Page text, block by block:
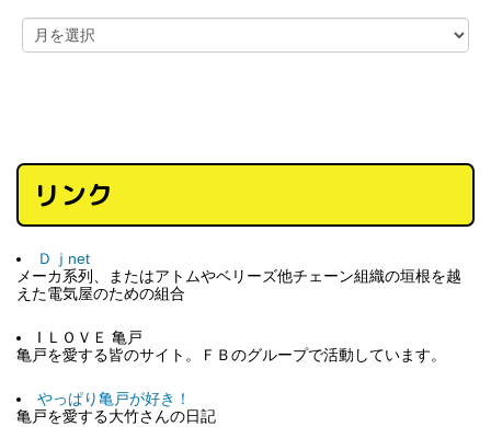
リンク
Ｄｊnet
メーカ系列、またはアトムやベリーズ他チェーン組織の垣根を越
えた電気屋のための組合
I ＬＯＶＥ 亀戸
亀戸を愛する皆のサイト。ＦＢのグループで活動しています。
やっぱり亀戸が好き！
亀戸を愛する大竹さんの日記